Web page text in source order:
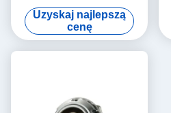
Male And Female With
Customized Cable Assmebly
Manufacturer
Uzyskaj najlepszą
cenę